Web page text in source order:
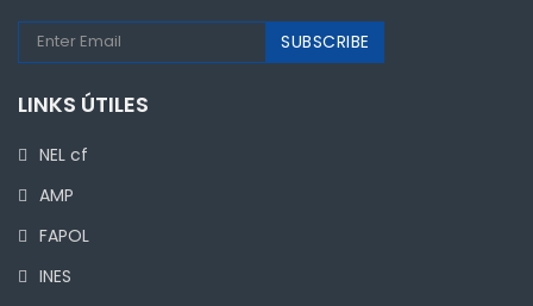
LINKS ÚTILES
NEL cf
AMP
FAPOL
INES